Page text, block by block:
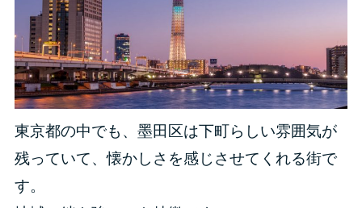
東京都の中でも、墨田区は下町らしい雰囲気が
残っていて、懐かしさを感じさせてくれる街で
す。